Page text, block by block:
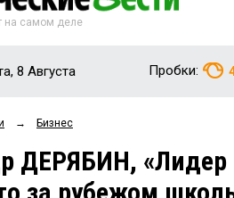
на самом деле
8 Августа Пробки:
→ Бизнес
ДЕРЯБИН, «Лидер